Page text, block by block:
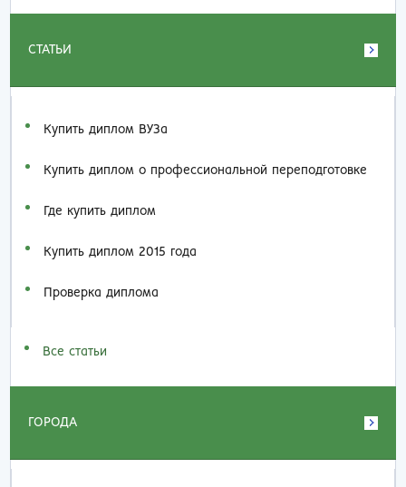
СТАТЬИ
Купить диплом ВУЗа
Купить диплом о профессиональной переподготовке
Где купить диплом
Купить диплом 2015 года
Проверка диплома
Все статьи
ГОРОДА